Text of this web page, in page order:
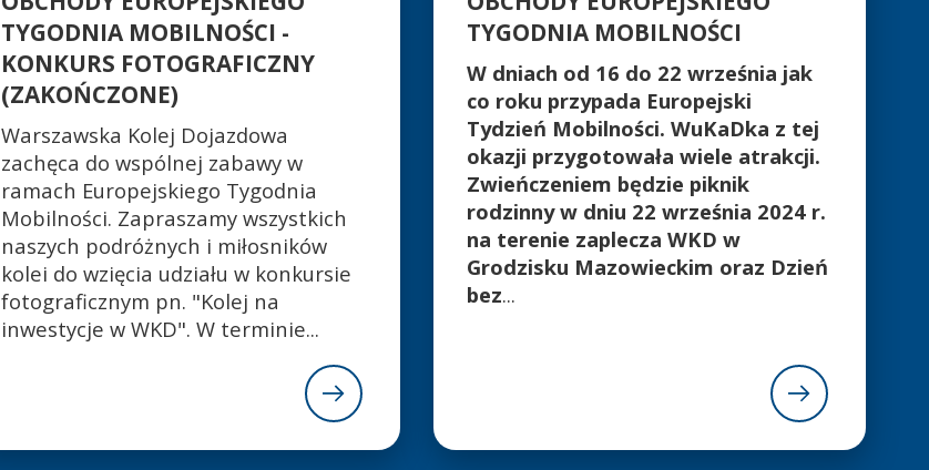
TYGODNIA MOBILNOŚCI -
KONKURS FOTOGRAFICZNY
(ZAKOŃCZONE)
Warszawska Kolej Dojazdowa
zachęca do wspólnej zabawy w
ramach Europejskiego Tygodnia
Mobilności. Zapraszamy wszystkich
naszych podróżnych i miłosników
kolei do wzięcia udziału w konkursie
fotograficznym pn. "Kolej na
inwestycje w WKD". W terminie...
TYGODNIA MOBILNOŚCI
W dniach od 16 do 22 września jak
co roku przypada Europejski
Tydzień Mobilności. WuKaDka z tej
okazji przygotowała wiele atrakcji.
Zwieńczeniem będzie piknik
rodzinny w dniu 22 września 2024 r.
na terenie zaplecza WKD w
Grodzisku Mazowieckim oraz Dzień
bez...